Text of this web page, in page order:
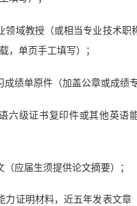
领域教授（或相当专业技术职
，单页手工填写）；
成绩单原件（加盖公章或成绩
六级证书复印件或其他英语
（应届生须提供论文摘要）；
力证明材料，近五年发表文章